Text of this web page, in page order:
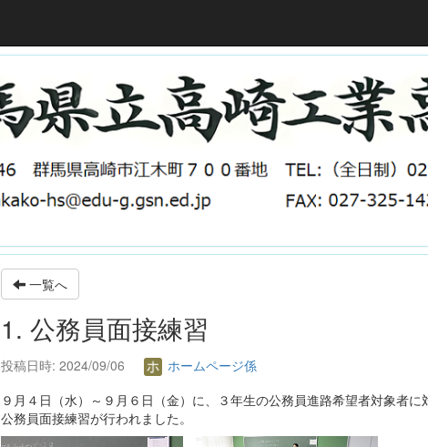
一覧へ
1. 公務員面接練習
投稿日時: 2024/09/06
ホームページ係
９月４日（水）～９月６日（金）に、３年生の公務員進路希望者対象者に
公務員面接練習が行われました。